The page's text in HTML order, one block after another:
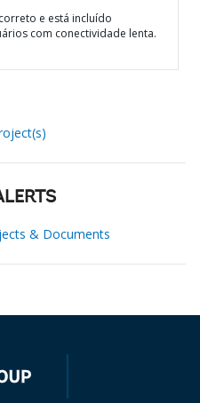
e está incluído
com conectividade lenta.
& Documents